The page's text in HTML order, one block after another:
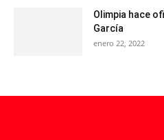
Olimpia hace
García
enero 22, 2022